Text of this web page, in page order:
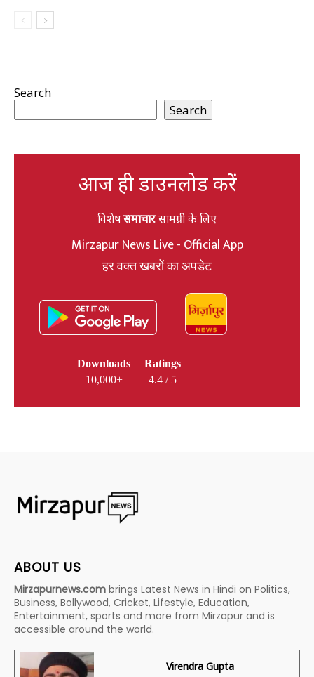
Search
Search
आज ही डाउनलोड करें
विशेषसमाचारसामग्री के लिए
Mirzapur News Live - Official App
हर वक्त खबरों का अपडेट
Downloads
10,000+
Ratings
4.4 / 5
ABOUT US
Mirzapurnews.com brings Latest News in Hindi on Politics,
Business, Bollywood, Cricket, Lifestyle, Education,
Entertainment, sports and more from Mirzapur and is
accessible around the world.
Virendra Gupta